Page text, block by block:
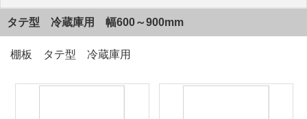
タテ型 冷蔵庫用 幅600～900mm
棚板 タテ型 冷蔵庫用